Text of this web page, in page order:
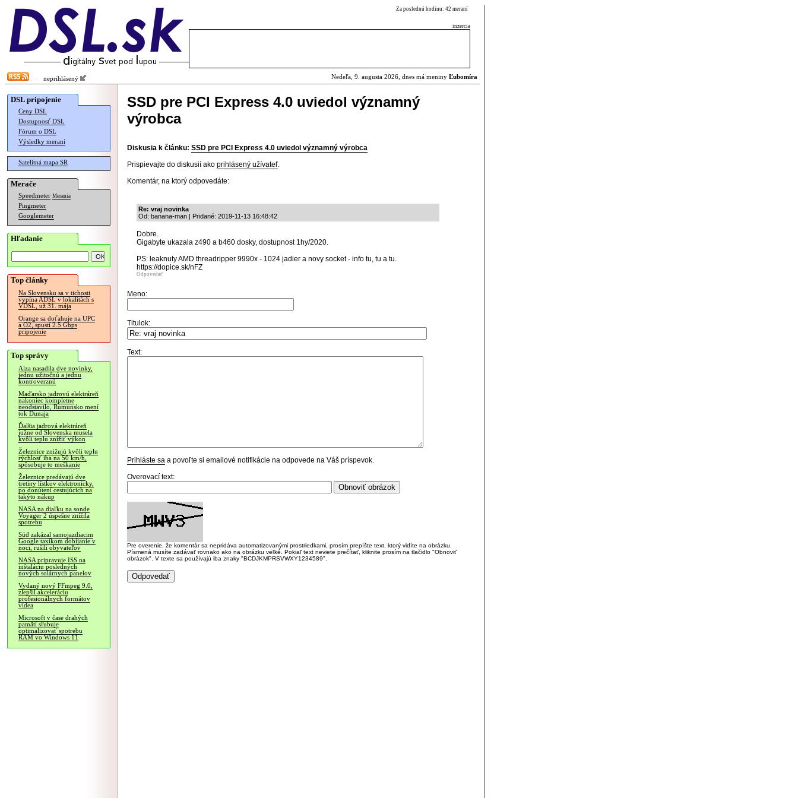
Za poslednú hodinu: 42 meraní
inzercia
neprihlásený Nedeľa, 9. augusta 2026, dnes má meniny Ľubomíra
DSL pripojenie
Ceny DSL
Dostupnosť DSL
Fórum o DSL
Výsledky meraní
Satelitná mapa SR
Merače
Speedmeter Merania
Pingmeter
Googlemeter
Hľadanie
Top články
Na Slovensku sa v tichosti
vypína ADSL v lokalitách s
VDSL, už 31. mája
Orange sa doťahuje na UPC
a O2, spustí 2.5 Gbps
pripojenie
Top správy
Alza nasadila dve novinky,
jednu užitočnú a jednu
kontroverznú
Maďarsko jadrovú elektráreň
nakoniec kompletne
neodstavilo, Rumunsko mení
tok Dunaja
Ďalšia jadrová elektráreň
južne od Slovenska musela
kvôli teplu znížiť výkon
Železnice znižujú kvôli teplu
rýchlosť iba na 50 km/h,
spôsobuje to meškanie
Železnice predávajú dve
tretiny lístkov elektronicky,
po donútení cestujúcich na
takýto nákup
NASA na diaľku na sonde
Voyager 2 úspešne znížila
spotrebu
Súd zakázal samojazdiacim
Google taxíkom dobíjanie v
noci, rušili obyvateľov
NASA pripravuje ISS na
inštaláciu posledných
nových solárnych panelov
Vydaný nový FFmpeg 9.0,
zlepšil akceleráciu
profesionálnych formátov
videa
Microsoft v čase drahých
pamätí sľubuje
optimalizovať spotrebu
RAM vo Windows 11
SSD pre PCI Express 4.0 uviedol významný
výrobca
Diskusia k článku: SSD pre PCI Express 4.0 uviedol významný výrobca
Prispievajte do diskusií ako prihlásený užívateľ.
Komentár, na ktorý odpovedáte:
Re: vraj novinka
Od: banana-man | Pridané: 2019-11-13 16:48:42
Dobre.
Gigabyte ukazala z490 a b460 dosky, dostupnost 1hy/2020.
PS: leaknuty AMD threadripper 9990x - 1024 jadier a novy socket - info tu, tu a tu.
https://dopice.sk/nFZ
Odpovedať
Meno:
Titulok:
Text:
Prihláste sa a povoľte si emailové notifikácie na odpovede na Váš príspevok.
Overovací text:
Pre overenie, že komentár sa nepridáva automatizovanými prostriedkami, prosím prepíšte text, ktorý vidíte na obrázku.
Písmená musíte zadávať rovnako ako na obrázku veľké. Pokiaľ text neviete prečítať, kliknite prosím na tlačidlo "Obnoviť
obrázok". V texte sa používajú iba znaky "BCDJKMPRSVWXY1234589".